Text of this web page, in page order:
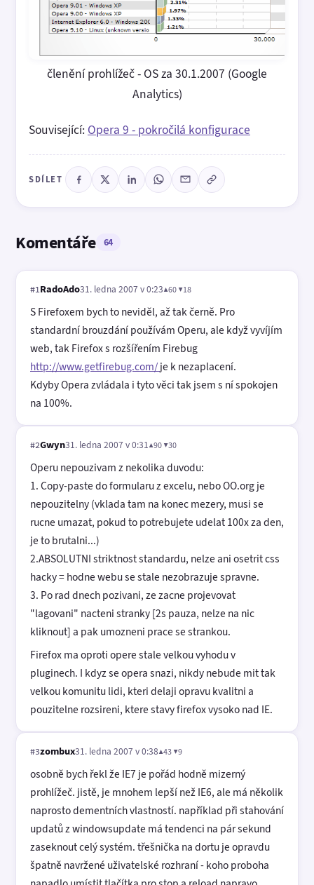
členění prohlížeč - OS za 30.1.2007 (Google
Analytics)
Související: Opera 9 - pokročilá konfigurace
SDÍLET
Komentáře 64
#1RadoAdo31. ledna 2007 v 0:23▲60 ▼18
S Firefoxem bych to neviděl, až tak černě. Pro
standardní brouzdání používám Operu, ale když vyvíjím
web, tak Firefox s rozšířením Firebug
http://www.getfirebug.com/je k nezaplacení.
Kdyby Opera zvládala i tyto věci tak jsem s ní spokojen
na 100%.
#2Gwyn31. ledna 2007 v 0:31▲90 ▼30
Operu nepouzivam z nekolika duvodu:
1. Copy-paste do formularu z excelu, nebo OO.org je
nepouzitelny (vklada tam na konec mezery, musi se
rucne umazat, pokud to potrebujete udelat 100x za den,
je to brutalni...)
2.ABSOLUTNI striktnost standardu, nelze ani osetrit css
hacky = hodne webu se stale nezobrazuje spravne.
3. Po rad dnech pozivani, ze zacne projevovat
"lagovani" nacteni stranky [2s pauza, nelze na nic
kliknout] a pak umozneni prace se strankou.
Firefox ma oproti opere stale velkou vyhodu v
pluginech. I kdyz se opera snazi, nikdy nebude mit tak
velkou komunitu lidi, kteri delaji opravu kvalitni a
pouzitelne rozsireni, ktere stavy firefox vysoko nad IE.
#3zombux31. ledna 2007 v 0:38▲43 ▼9
osobně bych řekl že IE7 je pořád hodně mizerný
prohlížeč. jistě, je mnohem lepší než IE6, ale má několik
naprosto dementních vlastností. například při stahování
updatů z windowsupdate má tendenci na pár sekund
zaseknout celý systém. třešnička na dortu je opravdu
špatně navržené uživatelské rozhraní - koho proboha